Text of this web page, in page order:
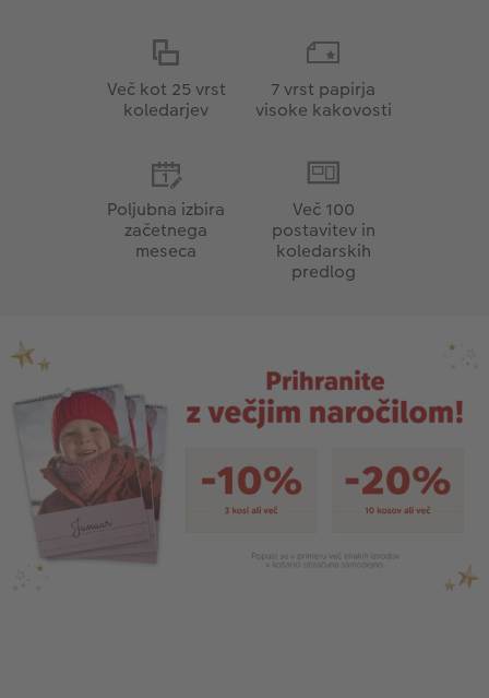
Več kot 25 vrst
koledarjev
7 vrst papirja
visoke kakovosti
Poljubna izbira
začetnega
meseca
Več 100
postavitev in
koledarskih
predlog